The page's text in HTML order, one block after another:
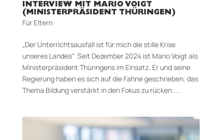
INTERVIEW MIT MARIO VOIGT
(MINISTERPRÄSIDENT THÜRINGEN)
Für Eltern
„Der Unterrichtsausfall ist für mich die stille Krise
unseres Landes“ Seit Dezember 2024 ist Mario Voigt als
Ministerpräsident Thüringens im Einsatz. Er und seine
Regierung haben es sich auf die Fahne geschrieben, das
Thema Bildung verstärkt in den Fokus zu rücken....